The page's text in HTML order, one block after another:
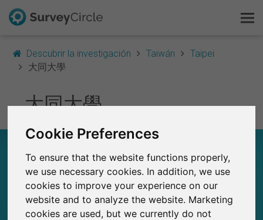
Cookie Preferences
To ensure that the website functions properly,
we use necessary cookies. In addition, we use
cookies to improve your experience on our
website and to analyze the website. Marketing
cookies are used, but we currently do not
Descubrir la investigación Taiwán
Taipei
大同大學
大同大學
0
Número total de estudios publicados en
SurveyCircle
0
Estudios actuales en SurveyCircle
Explorar la investigación
FAQ
Regístrate gratis